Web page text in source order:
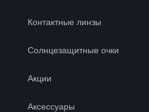
Контактные линзы
Солнцезащитные очки
Акции
Аксессуары